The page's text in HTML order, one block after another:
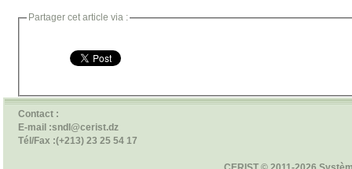
Partager cet article via :
Contact :
E-mail :sndl@cerist.dz
Tél/Fax :(+213) 23 25 54 17